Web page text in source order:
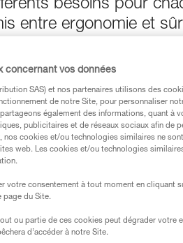
besoins pour
entre ergonomie et
partout
concernant vos données
SAS) et nos partenaires utilisons des
de notre Site, pour personnaliser
également des informations, quant à
publicitaires et de réseaux sociaux afin de
nos cookies et/ou technologies similaires ne
web. Les cookies et/ou technologies
votre consentement à tout moment en cliquant
page du Site.
ou partie de ces cookies peut dégrader votre
d’accéder à notre Site.